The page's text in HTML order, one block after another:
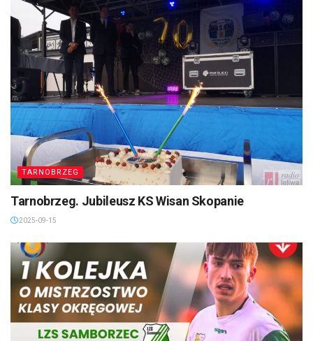
TARNOBRZEG
Tarnobrzeg. Jubileusz KS Wisan Skopanie
2025-09-15